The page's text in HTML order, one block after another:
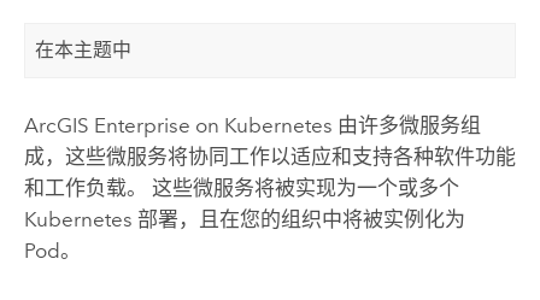
在本主题中
ArcGIS Enterprise on Kubernetes 由许多微服务组
成，这些微服务将协同工作以适应和支持各种软件功能
和工作负载。 这些微服务将被实现为一个或多个
Kubernetes 部署，且在您的组织中将被实例化为
Pod。